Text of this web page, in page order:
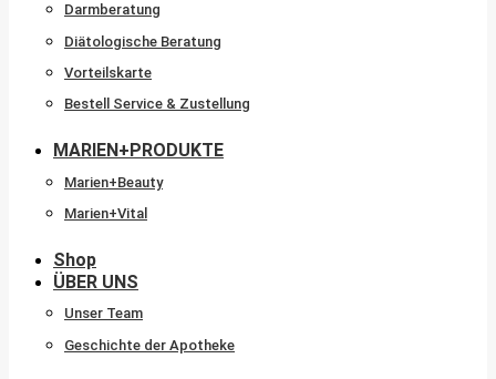
Darmberatung
Diätologische Beratung
Vorteilskarte
Bestell Service & Zustellung
MARIEN+PRODUKTE
Marien+Beauty
Marien+Vital
Shop
ÜBER UNS
Unser Team
Geschichte der Apotheke